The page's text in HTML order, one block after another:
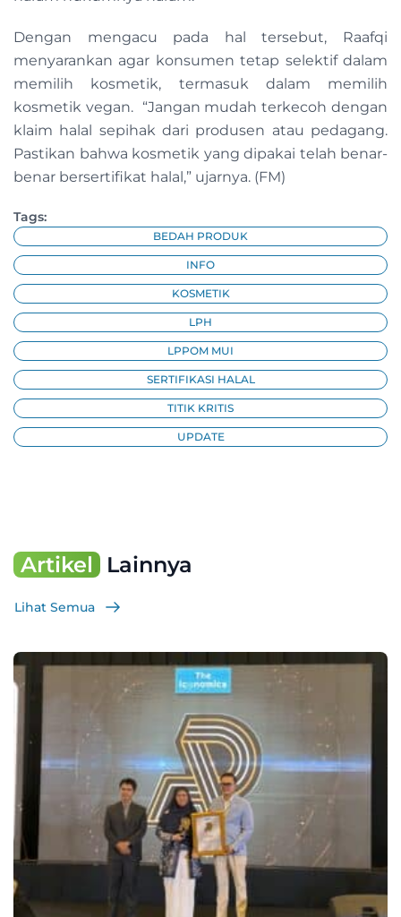
Dengan mengacu pada hal tersebut, Raafqi
menyarankan agar konsumen tetap selektif dalam
memilih kosmetik, termasuk dalam memilih
kosmetik vegan. “Jangan mudah terkecoh dengan
klaim halal sepihak dari produsen atau pedagang.
Pastikan bahwa kosmetik yang dipakai telah benar-
benar bersertifikat halal,” ujarnya. (FM)
Tags:
BEDAH PRODUK
INFO
KOSMETIK
LPH
LPPOM MUI
SERTIFIKASI HALAL
TITIK KRITIS
UPDATE
Artikel Lainnya
Lihat Semua